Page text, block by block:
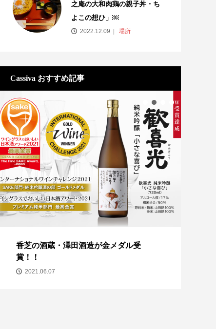
之庵の大和肉鶏の親子丼・ち
よこの想ひ」￼
2022.12.09 場所
Cassiva おすすめ記事
香芝の酒蔵・澤田酒造が金メダル受
賞！！
2021.06.07